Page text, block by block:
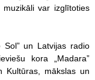
var izglītoties
Sol” un Latvijas radio
kora „Madara”
Kultūras, mākslas un